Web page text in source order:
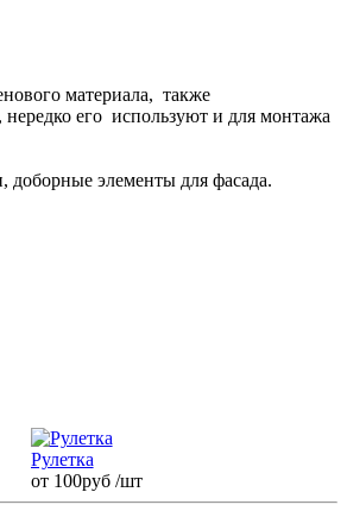
материала, также
его используют и для монтажа
доборные элементы для фасада.
Рулетка
от 100руб /шт